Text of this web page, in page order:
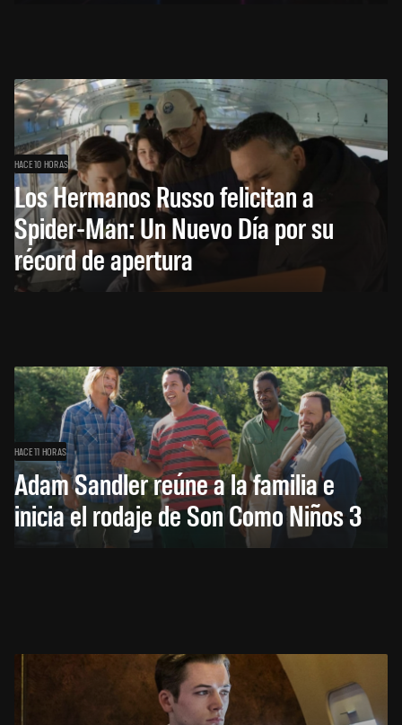
HACE 10 HORAS
Los Hermanos Russo felicitan a
Spider-Man: Un Nuevo Día por su
récord de apertura
HACE 11 HORAS
Adam Sandler reúne a la familia e
inicia el rodaje de Son Como Niños 3